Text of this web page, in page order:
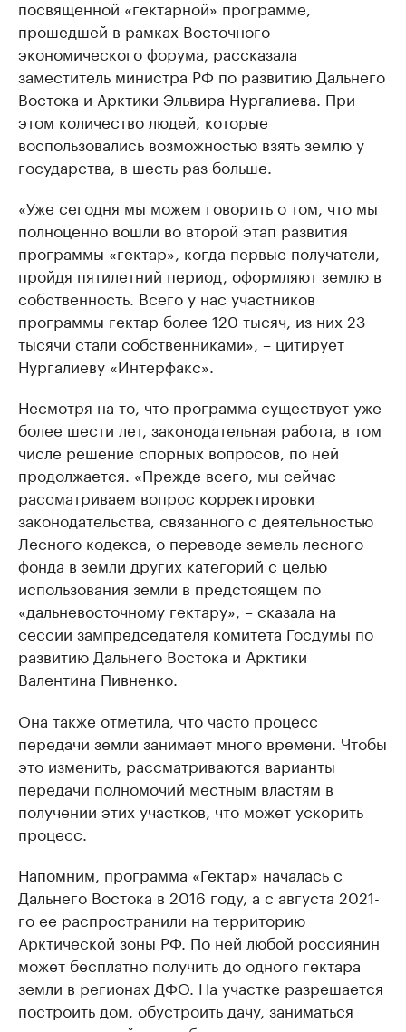
посвященной «гектарной» программе,
прошедшей в рамках Восточного
экономического форума, рассказала
заместитель министра РФ по развитию Дальнего
Востока и Арктики Эльвира Нургалиева. При
этом количество людей, которые
воспользовались возможностью взять землю у
государства, в шесть раз больше.
«Уже сегодня мы можем говорить о том, что мы
полноценно вошли во второй этап развития
программы «гектар», когда первые получатели,
пройдя пятилетний период, оформляют землю в
собственность. Всего у нас участников
программы гектар более 120 тысяч, из них 23
тысячи стали собственниками», – цитирует
Нургалиеву «Интерфакс».
Несмотря на то, что программа существует уже
более шести лет, законодательная работа, в том
числе решение спорных вопросов, по ней
продолжается. «Прежде всего, мы сейчас
рассматриваем вопрос корректировки
законодательства, связанного с деятельностью
Лесного кодекса, о переводе земель лесного
фонда в земли других категорий с целью
использования земли в предстоящем по
«дальневосточному гектару», – сказала на
сессии зампредседателя комитета Госдумы по
развитию Дальнего Востока и Арктики
Валентина Пивненко.
Она также отметила, что часто процесс
передачи земли занимает много времени. Чтобы
это изменить, рассматриваются варианты
передачи полномочий местным властям в
получении этих участков, что может ускорить
процесс.
Напомним, программа «Гектар» началась с
Дальнего Востока в 2016 году, а с августа 2021-
го ее распространили на территорию
Арктической зоны РФ. По ней любой россиянин
может бесплатно получить до одного гектара
земли в регионах ДФО. На участке разрешается
построить дом, обустроить дачу, заниматься